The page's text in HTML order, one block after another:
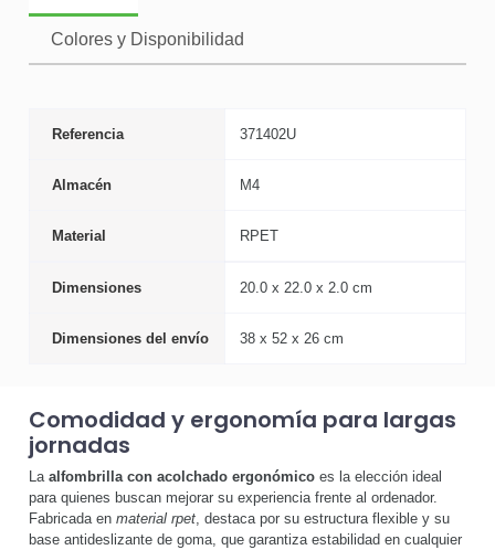
Colores y Disponibilidad
Referencia 371402U
Almacén M4
Material RPET
Dimensiones 20.0 x 22.0 x 2.0 cm
Dimensiones del envío 38 x 52 x 26 cm
Comodidad y ergonomía para largas
jornadas
La alfombrilla con acolchado ergonómico es la elección ideal
para quienes buscan mejorar su experiencia frente al ordenador.
Fabricada en material rpet , destaca por su estructura flexible y su
base antideslizante de goma, que garantiza estabilidad en cualquier